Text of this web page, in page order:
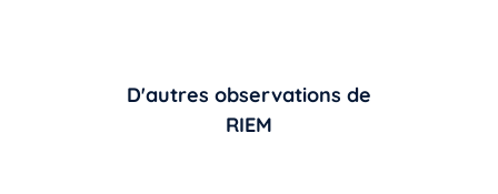
D'autres observations de
RIEM